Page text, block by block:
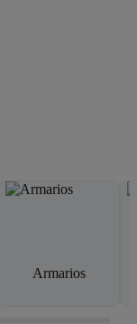
Armarios